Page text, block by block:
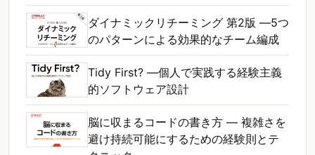
ダイナミックリチーミング 第2版 ―5つ
のパターンによる効果的なチーム編成
Tidy First? ―個人で実践する経験主義
的ソフトウェア設計
脳に収まるコードの書き方 ― 複雑さを
避け持続可能にするための経験則とテ